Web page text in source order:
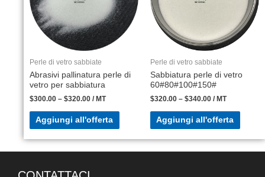
Perle di vetro sabbiate
Abrasivi pallinatura perle di
vetro per sabbiatura
$300.00 – $320.00 / MT
Aggiungi all'offerta
Perle di vetro sabbiate
Sabbiatura perle di vetro
60#80#100#150#
$320.00 – $340.00 / MT
Aggiungi all'offerta